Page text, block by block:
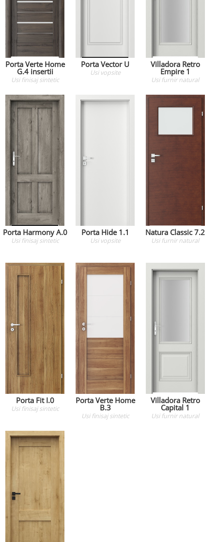
Porta Verte Home
G.4 insertii
Usifinisaj sintetic
Porta Vector U
Usi vopsite
Villadora Retro
Empire 1
Usifurnir natural
Porta Harmony A.0
Usifinisaj sintetic
Porta Hide 1.1
Usi vopsite
Natura Classic 7.2
Usifurnir natural
Porta Fit I.0
Usifinisaj sintetic
Porta Verte Home
B.3
Usifinisaj sintetic
Villadora Retro
Capital 1
Usifurnir natural